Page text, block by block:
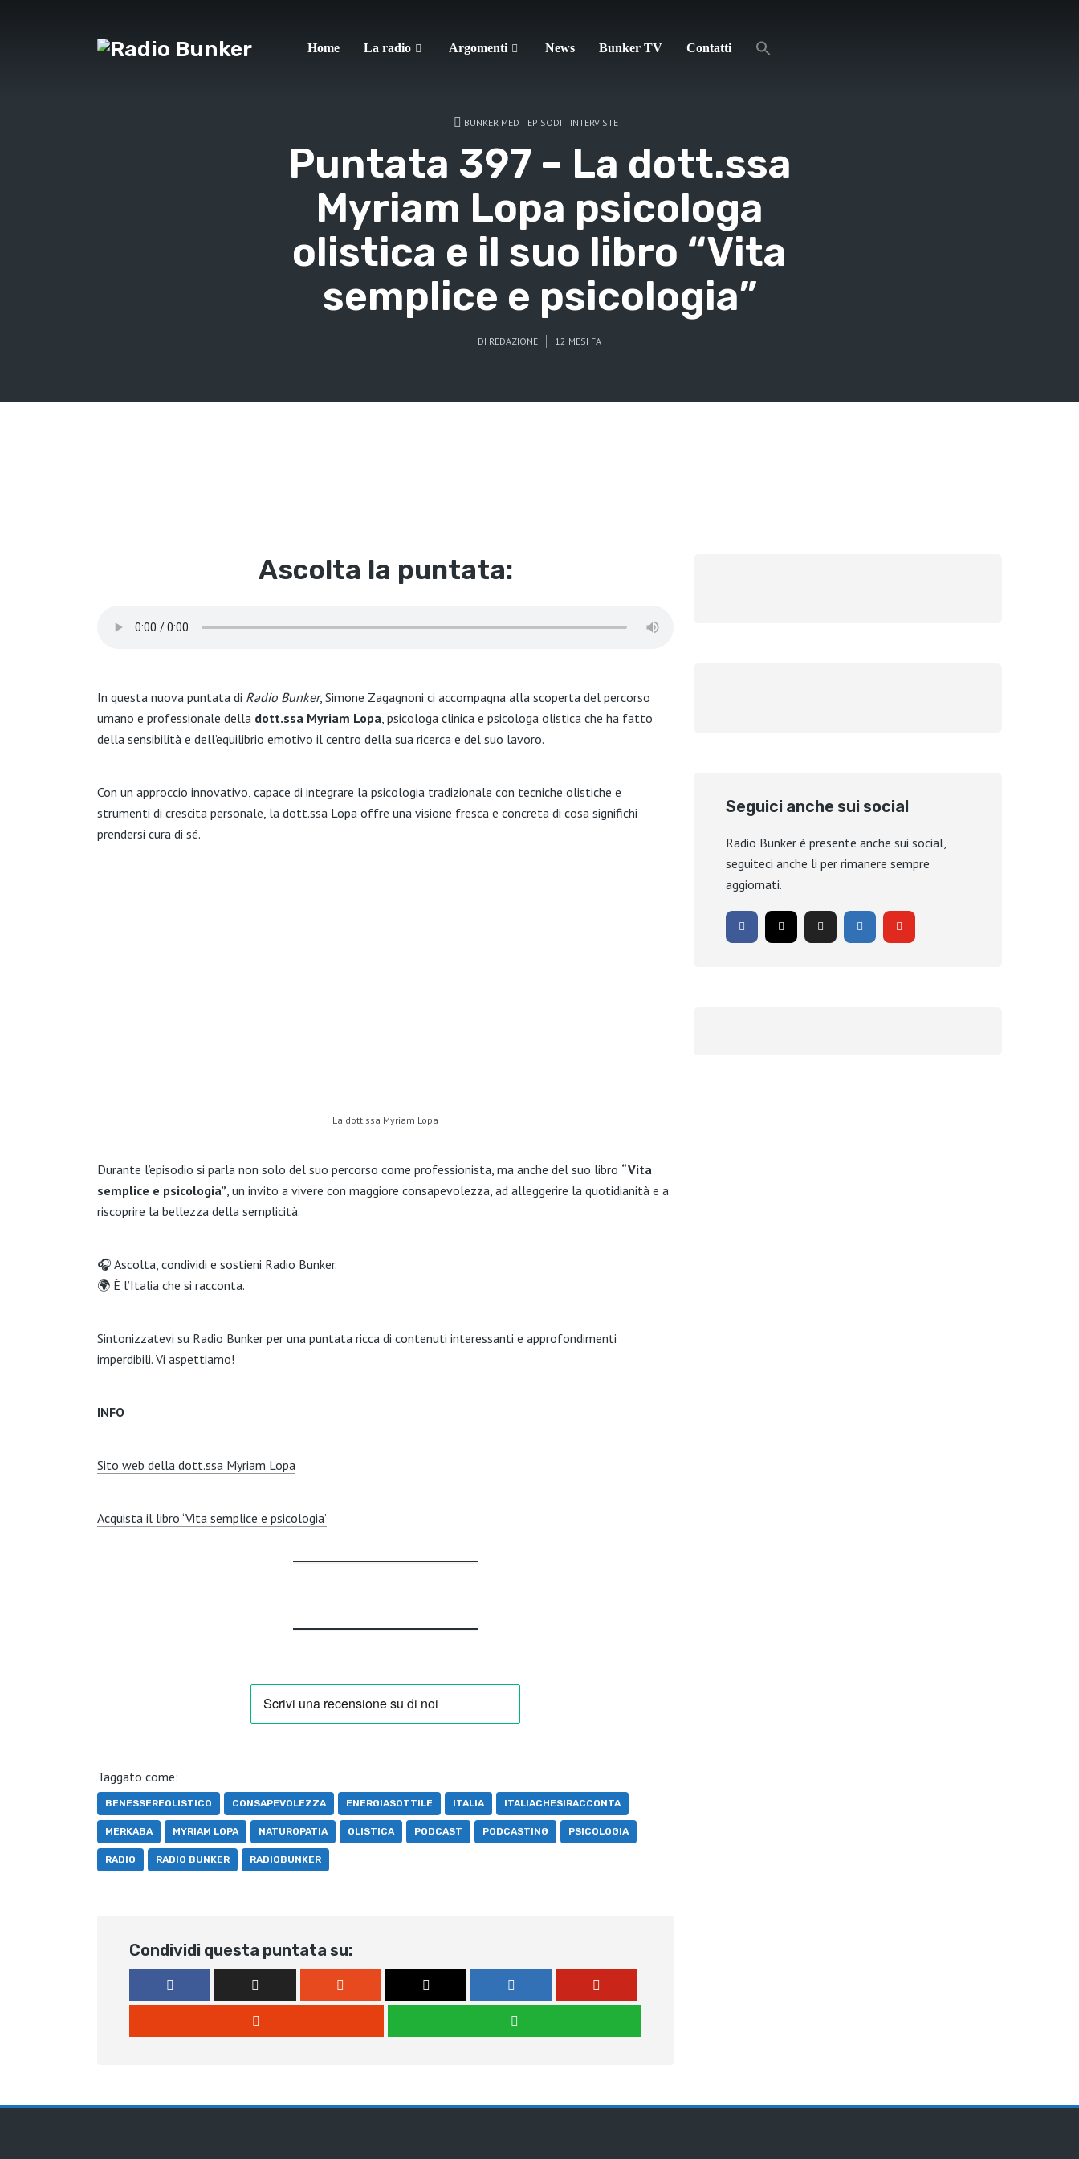
Home La radio Argomenti News Bunker TV Contatti
BUNKER MED EPISODI INTERVISTE
Puntata 397 – La dott.ssa
Myriam Lopa psicologa
olistica e il suo libro “Vita
semplice e psicologia”
DI REDAZIONE 12 MESI FA
Ascolta la puntata:
In questa nuova puntata di Radio Bunker, Simone Zagagnoni ci accompagna alla scoperta del percorso
umano e professionale della dott.ssa Myriam Lopa, psicologa clinica e psicologa olistica che ha fatto
della sensibilità e dell’equilibrio emotivo il centro della sua ricerca e del suo lavoro.
Con un approccio innovativo, capace di integrare la psicologia tradizionale con tecniche olistiche e
strumenti di crescita personale, la dott.ssa Lopa offre una visione fresca e concreta di cosa significhi
prendersi cura di sé.
La dott.ssa Myriam Lopa
Durante l’episodio si parla non solo del suo percorso come professionista, ma anche del suo libro “Vita
semplice e psicologia”, un invito a vivere con maggiore consapevolezza, ad alleggerire la quotidianità e a
riscoprire la bellezza della semplicità.
🎧 Ascolta, condividi e sostieni Radio Bunker.
🌍 È l’Italia che si racconta.
Sintonizzatevi su Radio Bunker per una puntata ricca di contenuti interessanti e approfondimenti
imperdibili. Vi aspettiamo!
INFO
Sito web della dott.ssa Myriam Lopa
Acquista il libro ‘Vita semplice e psicologia’
Taggato come:
BENESSEREOLISTICO CONSAPEVOLEZZA ENERGIASOTTILE ITALIA ITALIACHESIRACCONTA
MERKABA MYRIAM LOPA NATUROPATIA OLISTICA PODCAST PODCASTING PSICOLOGIA
RADIO RADIO BUNKER RADIOBUNKER
Condividi questa puntata su:
Seguici anche sui social
Radio Bunker è presente anche sui social,
seguiteci anche li per rimanere sempre
aggiornati.